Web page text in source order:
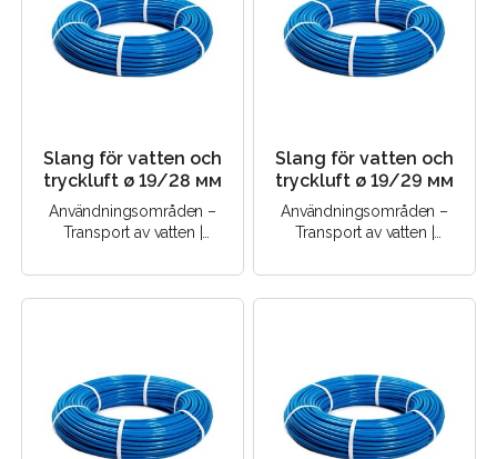
Slang för vatten och
tryckluft ø 19/28 мм
Användningsområden –
Transport av vatten |
Slang för vatten och
tryckluft ø 19/29 мм
Användningsområden –
Transport av vatten |